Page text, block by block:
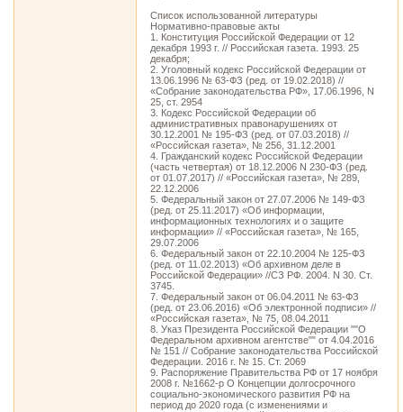
Список использованной литературы
Нормативно-правовые акты
1. Конституция Российской Федерации от 12
декабря 1993 г. // Российская газета. 1993. 25
декабря;
2. Уголовный кодекс Российской Федерации от
13.06.1996 № 63-ФЗ (ред. от 19.02.2018) //
«Собрание законодательства РФ», 17.06.1996, N
25, ст. 2954
3. Кодекс Российской Федерации об
административных правонарушениях от
30.12.2001 № 195-ФЗ (ред. от 07.03.2018) //
«Российская газета», № 256, 31.12.2001
4. Гражданский кодекс Российской Федерации
(часть четвертая) от 18.12.2006 N 230-ФЗ (ред.
от 01.07.2017) // «Российская газета», № 289,
22.12.2006
5. Федеральный закон от 27.07.2006 № 149-ФЗ
(ред. от 25.11.2017) «Об информации,
информационных технологиях и о защите
информации» // «Российская газета», № 165,
29.07.2006
6. Федеральный закон от 22.10.2004 № 125-ФЗ
(ред. от 11.02.2013) «Об архивном деле в
Российской Федерации» //СЗ РФ. 2004. N 30. Ст.
3745.
7. Федеральный закон от 06.04.2011 № 63-ФЗ
(ред. от 23.06.2016) «Об электронной подписи» //
«Российская газета», № 75, 08.04.2011
8. Указ Президента Российской Федерации ""О
Федеральном архивном агентстве"" от 4.04.2016
№ 151 // Собрание законодательства Российской
Федерации. 2016 г. № 15. Ст. 2069
9. Распоряжение Правительства РФ от 17 ноября
2008 г. №1662-р О Концепции долгосрочного
социально-экономического развития РФ на
период до 2020 года (с изменениями и